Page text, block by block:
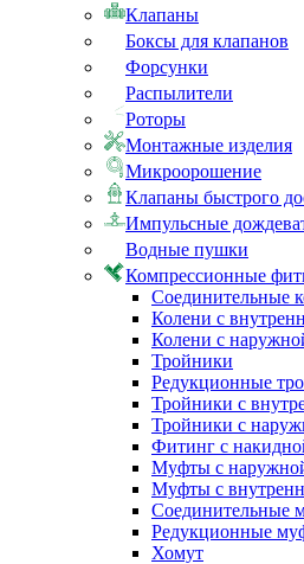
Клапаны
Боксы для клапанов
Форсунки
Распылители
Роторы
Монтажные изделия
Микроорошение
Клапаны быстрого
Импульсные
Водные пушки
Компрессионные
Соединительные
Колени с
Колени с
Тройники
Редукционные
Тройники с
Тройники с
Фитинг с
Муфты с
Муфты с
Соединительные
Редукционные
Хомут